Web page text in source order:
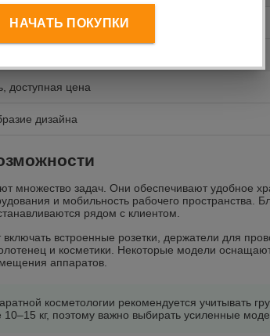
устойчивость, долговечность
доступная цена
дизайна
множество задач. Они обеспечивают удобное
и мобильность рабочего пространства.
рядом с клиентом.
встроенные розетки, держатели для
и косметики. Некоторые модели
аппаратов.
косметологии рекомендуется учитывать
кг, поэтому важно выбирать усиленные
НАЧАТЬ ПОКУПКИ